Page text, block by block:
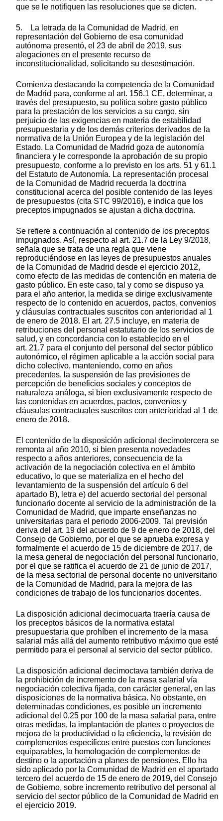
que se le notifiquen las resoluciones que se dicten.
5. La letrada de la Comunidad de Madrid, en
representación del Gobierno de esa comunidad
autónoma presentó, el 23 de abril de 2019, sus
alegaciones en el presente recurso de
inconstitucionalidad, solicitando su desestimación.
Comienza destacando la competencia de la Comunidad
de Madrid para, conforme al art. 156.1 CE, determinar, a
través del presupuesto, su política sobre gasto público
para la prestación de los servicios a su cargo, sin
perjuicio de las exigencias en materia de estabilidad
presupuestaria y de los demás criterios derivados de la
normativa de la Unión Europea y de la legislación del
Estado. La Comunidad de Madrid goza de autonomía
financiera y le corresponde la aprobación de su propio
presupuesto, conforme a lo previsto en los arts. 51 y 61.1
del Estatuto de Autonomía. La representación procesal
de la Comunidad de Madrid recuerda la doctrina
constitucional acerca del posible contenido de las leyes
de presupuestos (cita STC 99/2016), e indica que los
preceptos impugnados se ajustan a dicha doctrina.
Se refiere a continuación al contenido de los preceptos
impugnados. Así, respecto al art. 21.7 de la Ley 9/2018,
señala que se trata de una regla que viene
reproduciéndose en las leyes de presupuestos anuales
de la Comunidad de Madrid desde el ejercicio 2012,
como efecto de las medidas de contención en materia de
gasto público. En este caso, tal y como se dispuso ya
para el año anterior, la medida se dirige exclusivamente
respecto de lo contenido en acuerdos, pactos, convenios
y cláusulas contractuales suscritos con anterioridad al 1
de enero de 2018. El art. 27.5 incluye, en materia de
retribuciones del personal estatutario de los servicios de
salud, y en concordancia con lo establecido en el
art. 21.7 para el conjunto del personal del sector público
autonómico, el régimen aplicable a la acción social para
dicho colectivo, manteniendo, como en años
precedentes, la suspensión de las previsiones de
percepción de beneficios sociales y conceptos de
naturaleza análoga, si bien exclusivamente respecto de
las contenidas en acuerdos, pactos, convenios y
cláusulas contractuales suscritos con anterioridad al 1 de
enero de 2018.
El contenido de la disposición adicional decimotercera se
remonta al año 2010, si bien presenta novedades
respecto a años anteriores, consecuencia de la
activación de la negociación colectiva en el ámbito
educativo, lo que se materializa en el hecho del
levantamiento de la suspensión del artículo 6 del
apartado B), letra e) del acuerdo sectorial del personal
funcionario docente al servicio de la administración de la
Comunidad de Madrid, que imparte enseñanzas no
universitarias para el periodo 2006-2009. Tal previsión
deriva del art. 19 del acuerdo de 9 de enero de 2018, del
Consejo de Gobierno, por el que se aprueba expresa y
formalmente el acuerdo de 15 de diciembre de 2017, de
la mesa general de negociación del personal funcionario,
por el que se ratifica el acuerdo de 21 de junio de 2017,
de la mesa sectorial de personal docente no universitario
de la Comunidad de Madrid, para la mejora de las
condiciones de trabajo de los funcionarios docentes.
La disposición adicional decimocuarta traería causa de
los preceptos básicos de la normativa estatal
presupuestaria que prohíben el incremento de la masa
salarial más allá del aumento retributivo máximo que esté
permitido para el personal al servicio del sector público.
La disposición adicional decimoctava también deriva de
la prohibición de incremento de la masa salarial vía
negociación colectiva fijada, con carácter general, en las
disposiciones de la normativa básica. No obstante, en
determinadas condiciones, es posible un incremento
adicional del 0,25 por 100 de la masa salarial para, entre
otras medidas, la implantación de planes o proyectos de
mejora de la productividad o la eficiencia, la revisión de
complementos específicos entre puestos con funciones
equiparables, la homologación de complementos de
destino o la aportación a planes de pensiones. Ello ha
sido aplicado por la Comunidad de Madrid en el apartado
tercero del acuerdo de 15 de enero de 2019, del Consejo
de Gobierno, sobre incremento retributivo del personal al
servicio del sector público de la Comunidad de Madrid en
el ejercicio 2019.